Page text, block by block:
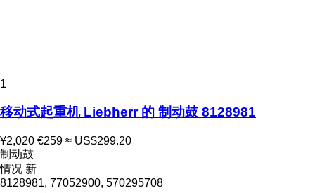
1
移动式起重机 Liebherr 的 制动鼓 8128981
¥2,020 €259 ≈ US$299.20
制动鼓
情况 新
8128981, 77052900, 570295708